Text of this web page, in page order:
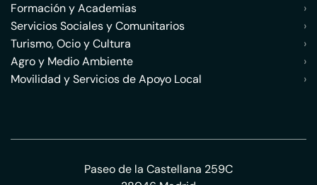
Formación y Academias
›
Servicios Sociales y Comunitarios
›
Turismo, Ocio y Cultura
›
Agro y Medio Ambiente
›
Movilidad y Servicios de Apoyo Local
›
Paseo de la Castellana 259C